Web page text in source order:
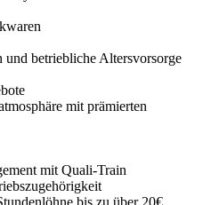
und betriebliche Altersvorsorge
mit prämierten
mit Quali-Train
bis zu über 20€